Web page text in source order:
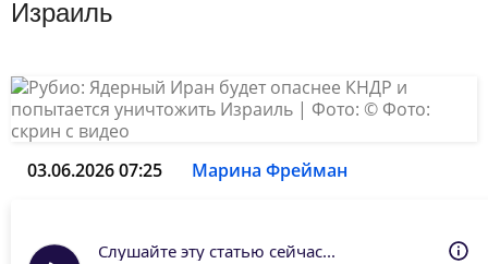
Израиль
03.06.2026 07:25 Марина Фрейман
Слушайте эту статью сейчас...